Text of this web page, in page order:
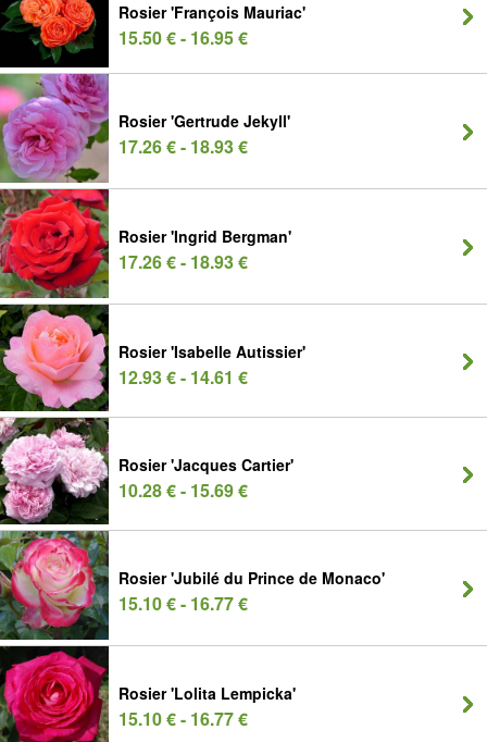
Rosier 'François Mauriac'
15.50 € - 16.95 €
Rosier 'Gertrude Jekyll'
17.26 € - 18.93 €
Rosier 'Ingrid Bergman'
17.26 € - 18.93 €
Rosier 'Isabelle Autissier'
12.93 € - 14.61 €
Rosier 'Jacques Cartier'
10.28 € - 15.69 €
Rosier 'Jubilé du Prince de Monaco'
15.10 € - 16.77 €
Rosier 'Lolita Lempicka'
15.10 € - 16.77 €